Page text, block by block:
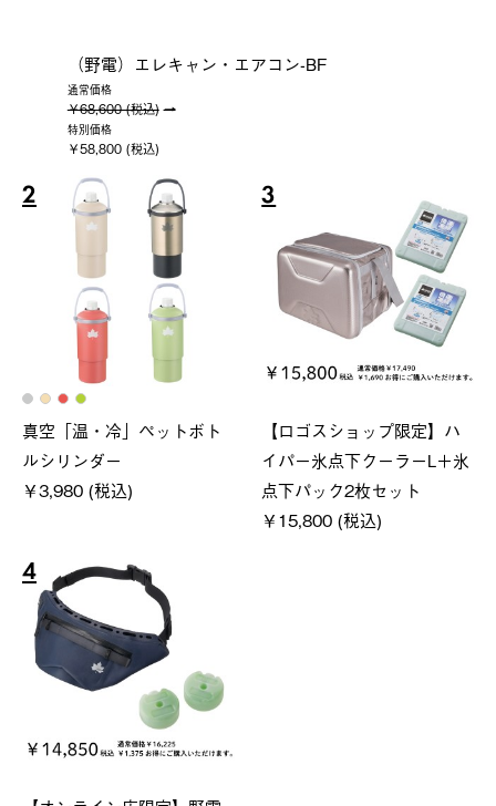
（野電）エレキャン・エアコン-BF
通常価格
￥68,600 (税込)
特別価格
￥58,800 (税込)
2
真空「温・冷」ペットボト
ルシリンダー
￥3,980 (税込)
3
【ロゴスショップ限定】ハ
イパー氷点下クーラーL＋氷
点下パック2枚セット
￥15,800 (税込)
4